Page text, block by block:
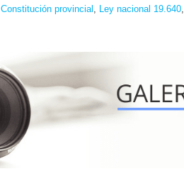
Constitución provincial , Ley nacional 19.640,